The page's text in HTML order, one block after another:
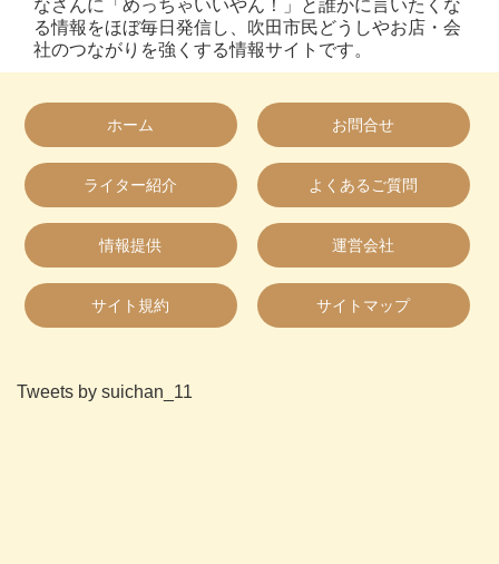
なさんに「めっちゃいいやん！」と誰かに言いたくな
る情報をほぼ毎日発信し、吹田市民どうしやお店・会
社のつながりを強くする情報サイトです。
ホーム お問合せ
ライター紹介 よくあるご質問
情報提供 運営会社
サイト規約 サイトマップ
Tweets by suichan_11